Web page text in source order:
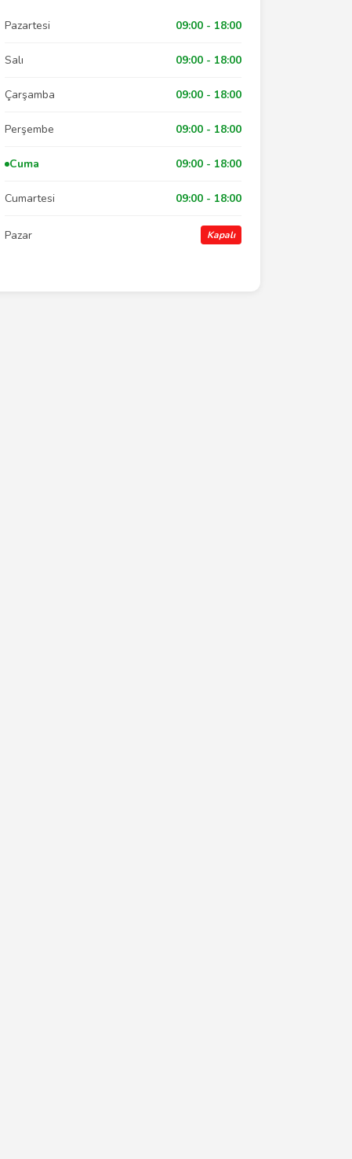
Pazartesi 09:00 - 18:00
Salı 09:00 - 18:00
Çarşamba 09:00 - 18:00
Perşembe 09:00 - 18:00
Cuma 09:00 - 18:00
Cumartesi 09:00 - 18:00
Pazar Kapalı